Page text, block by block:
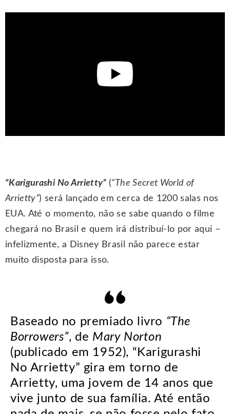
“Karigurashi No Arrietty”(“The Secret World of
Arrietty”) será lançado em cerca de 1200 salas nos
EUA. Até o momento, não se sabe quando o filme
chegará no Brasil e quem irá distribuí-lo por aqui –
infelizmente, a Disney Brasil não parece estar
muito disposta para isso.
Baseado no premiado livro “The
Borrowers”, de Mary Norton
(publicado em 1952), “Karigurashi
No Arrietty” gira em torno de
Arrietty, uma jovem de 14 anos que
vive junto de sua família. Até então